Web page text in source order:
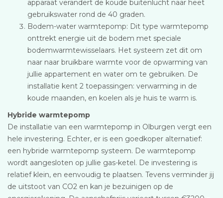
apparaat verandert de koude buitenlucht naar heet
gebruikswater rond de 40 graden.
Bodem-water warmtepomp: Dit type warmtepomp
onttrekt energie uit de bodem met speciale
bodemwarmtewisselaars. Het systeem zet dit om
naar naar bruikbare warmte voor de opwarming van
jullie appartement en water om te gebruiken. De
installatie kent 2 toepassingen: verwarming in de
koude maanden, en koelen als je huis te warm is.
Hybride warmtepomp
De installatie van een warmtepomp in Olburgen vergt een
hele investering. Echter, er is een goedkoper alternatief:
een hybride warmtepomp systeem. De warmtepomp
wordt aangesloten op jullie gas-ketel. De investering is
relatief klein, en eenvoudig te plaatsen. Tevens verminder jij
de uitstoot van CO2 en kan je bezuinigen op de